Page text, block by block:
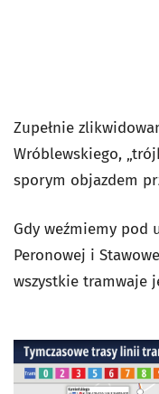
Zupełnie
Wróblewskiego,
sporym objazdem
Gdy weźmiemy pod
Peronowej i
wszystkie tramwaje